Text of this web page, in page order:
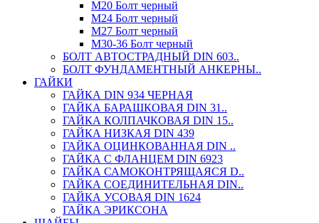
М20 Болт черный
М24 Болт черный
М27 Болт черный
М30-36 Болт черный
БОЛТ АВТОСТРАДНЫЙ DIN 603..
БОЛТ ФУНДАМЕНТНЫЙ АНКЕРНЫ..
ГАЙКИ
ГАЙКА DIN 934 ЧЕРНАЯ
ГАЙКА БАРАШКОВАЯ DIN 31..
ГАЙКА КОЛПАЧКОВАЯ DIN 15..
ГАЙКА НИЗКАЯ DIN 439
ГАЙКА ОЦИНКОВАННАЯ DIN ..
ГАЙКА С ФЛАНЦЕМ DIN 6923
ГАЙКА САМОКОНТРЯЩАЯСЯ D..
ГАЙКА СОЕДИНИТЕЛЬНАЯ DIN..
ГАЙКА УСОВАЯ DIN 1624
ГАЙКА ЭРИКСОНА